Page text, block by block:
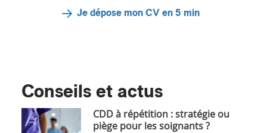
Je dépose mon CV en 5 min
Conseils et actus
CDD à répétition : stratégie ou
piège pour les soignants ?